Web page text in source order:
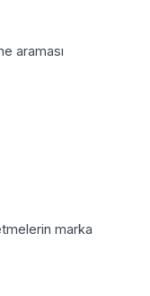
araması
marka